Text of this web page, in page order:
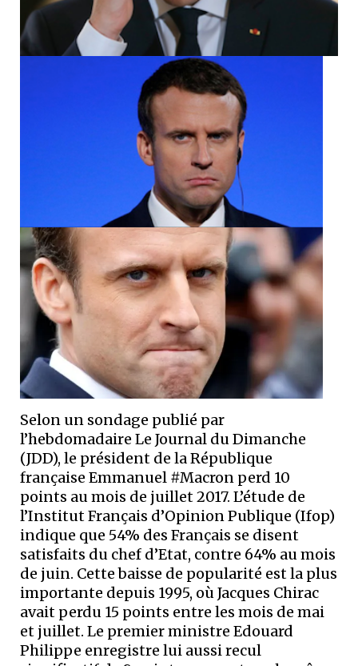
Selon un sondage publié par
l’hebdomadaire Le Journal du Dimanche
(JDD), le président de la République
française Emmanuel #Macron perd 10
points au mois de juillet 2017. L’étude de
l’Institut Français d’Opinion Publique (Ifop)
indique que 54% des Français se disent
satisfaits du chef d’Etat, contre 64% au mois
de juin. Cette baisse de popularité est la plus
importante depuis 1995, où Jacques Chirac
avait perdu 15 points entre les mois de mai
et juillet. Le premier ministre Edouard
Philippe enregistre lui aussi recul